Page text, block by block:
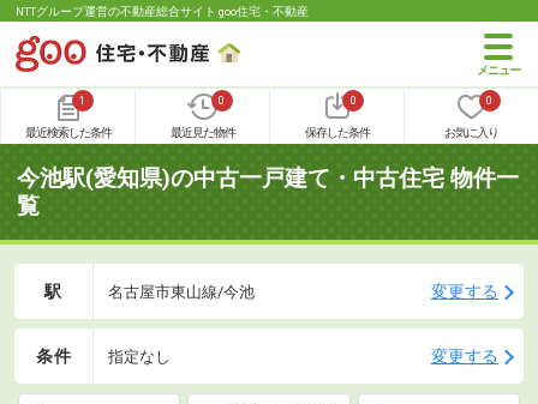
NTTグループ運営の不動産総合サイト goo住宅・不動産
1
最近検索した条件
0
最近見た物件
0
保存した条件
0
お気に入り
今池駅(愛知県)の中古一戸建て・中古住宅 物件一
覧
駅 名古屋市東山線/今池 変更する
条件 指定なし 変更する